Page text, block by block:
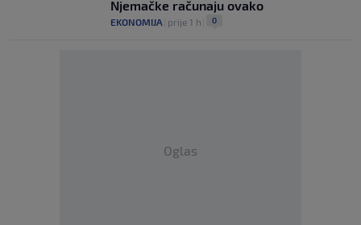
Njemačke računaju ovako
EKONOMIJA prije 1 h 0
Oglas